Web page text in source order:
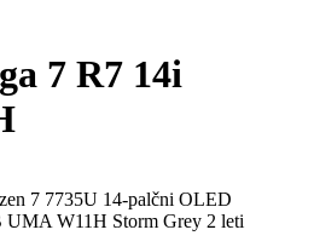
7 R7 14i
7 7735U 14-palčni OLED
W11H Storm Grey 2 leti